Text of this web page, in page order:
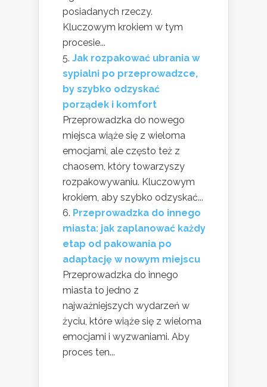
posiadanych rzeczy.
Kluczowym krokiem w tym
procesie...
Jak rozpakować ubrania w
sypialni po przeprowadzce,
by szybko odzyskać
porządek i komfort
Przeprowadzka do nowego
miejsca wiąże się z wieloma
emocjami, ale często też z
chaosem, który towarzyszy
rozpakowywaniu. Kluczowym
krokiem, aby szybko odzyskać...
Przeprowadzka do innego
miasta: jak zaplanować każdy
etap od pakowania po
adaptację w nowym miejscu
Przeprowadzka do innego
miasta to jedno z
najważniejszych wydarzeń w
życiu, które wiąże się z wieloma
emocjami i wyzwaniami. Aby
proces ten...